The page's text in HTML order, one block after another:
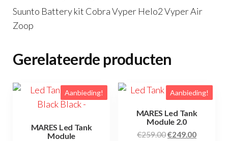
Suunto Battery kit Cobra Vyper Helo2 Vyper Air
Zoop
Gerelateerde producten
Aanbieding!
MARES Led Tank
Module
Aanbieding!
MARES Led Tank
Module 2.0
€259.00Oorspronkelijke
€249.00Huidige